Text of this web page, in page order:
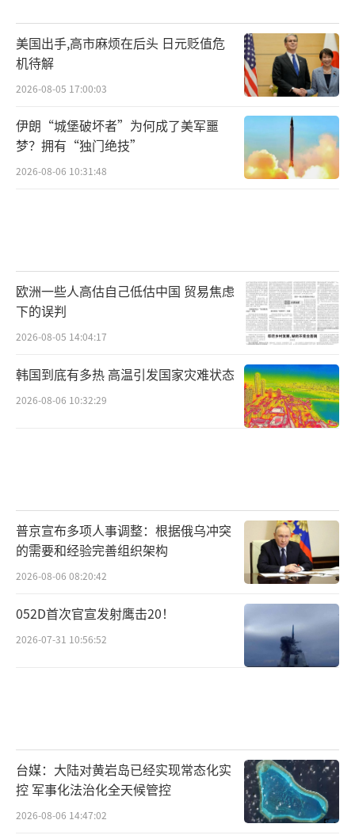
美国出手,高市麻烦在后头 日元贬值危
机待解
2026-08-05 17:00:03
伊朗“城堡破坏者”为何成了美军噩
梦？拥有“独门绝技”
2026-08-06 10:31:48
欧洲一些人高估自己低估中国 贸易焦虑
下的误判
2026-08-05 14:04:17
韩国到底有多热 高温引发国家灾难状态
2026-08-06 10:32:29
普京宣布多项人事调整：根据俄乌冲突
的需要和经验完善组织架构
2026-08-06 08:20:42
052D首次官宣发射鹰击20！
2026-07-31 10:56:52
台媒：大陆对黄岩岛已经实现常态化实
控 军事化法治化全天候管控
2026-08-06 14:47:02